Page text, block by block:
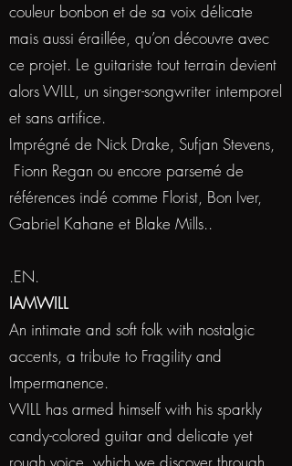
couleur bonbon et de sa voix délicate
mais aussi éraillée, qu’on découvre avec
ce projet. Le guitariste tout terrain devient
alors WILL, un singer-songwriter intemporel
et sans artifice.
Imprégné de Nick Drake, Sufjan Stevens,
Fionn Regan ou encore parsemé de
références indé comme Florist, Bon Iver,
Gabriel Kahane et Blake Mills..
.EN.
IAMWILL
An intimate and soft folk with nostalgic
accents, a tribute to Fragility and
Impermanence.
WILL has armed himself with his sparkly
candy-colored guitar and delicate yet